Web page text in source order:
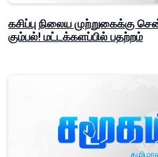
கசிப்பு நிலைய முற்றுகைக்கு
கும்பல்! மட்டக்களப்பில் பதற்றம்